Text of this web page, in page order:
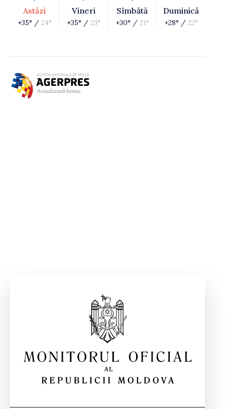
Astăzi
+35° / 24°
Vineri
+35° / 23°
Sîmbătă
+30° / 21°
Duminică
+28° / 22°